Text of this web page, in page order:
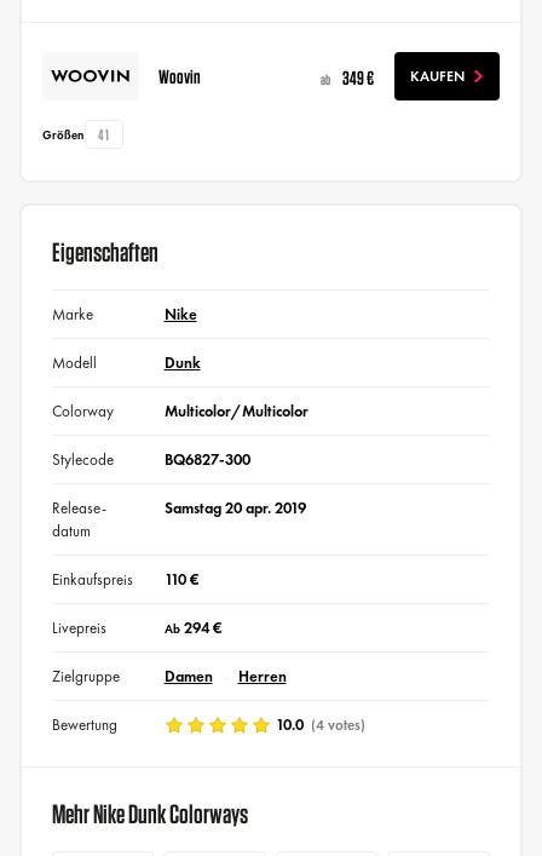
Woovin ab 349 € KAUFEN
Größen 41
Eigenschaften
Marke Nike
Modell Dunk
Colorway Multicolor/Multicolor
Stylecode BQ6827-300
Release-
datum
Samstag 20 apr. 2019
Einkaufspreis 110 €
Livepreis Ab294 €
Zielgruppe Damen Herren
Bewertung 10.0 (4 votes)
Mehr Nike Dunk Colorways